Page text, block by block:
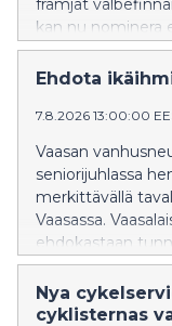
främjat
kan nu nominera
utmärkelse.
Ehdota
7.8.2026 13:00:00
Vaasan
seniorijuhlassa
merkittävällä
Vaasassa.
ehdokastaan
Nya
cyklisternas